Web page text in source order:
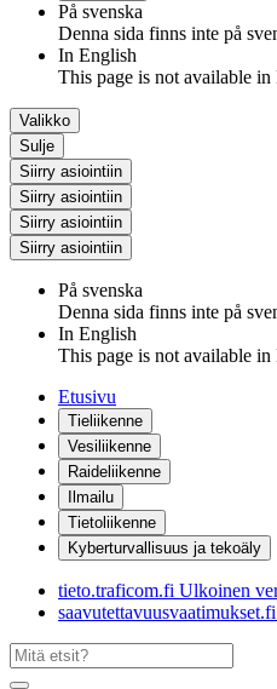
På svenska
Denna sida finns inte på
In English
This page is not available in
Valikko
Sulje
Siirry asiointiin
Siirry asiointiin
Siirry asiointiin
Siirry asiointiin
På svenska
Denna sida finns inte på
In English
This page is not available in
Etusivu
Tieliikenne
Vesiliikenne
Raideliikenne
Ilmailu
Tietoliikenne
Kyberturvallisuus ja tekoäly
tieto.traficom.fi Ulkoinen
saavutettavuusvaatimukset.fi